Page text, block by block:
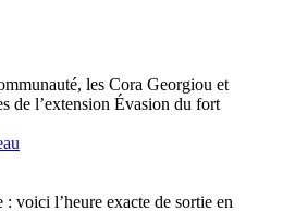
les Cora Georgiou et
de l’extension Évasion du fort
voici l’heure exacte de sortie en